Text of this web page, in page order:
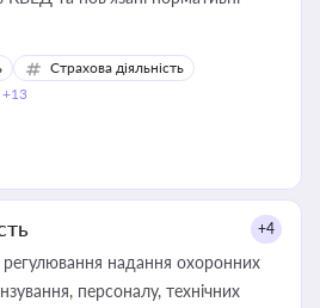
Страхова діяльність
+13
+4
надання охоронних
персоналу, технічних